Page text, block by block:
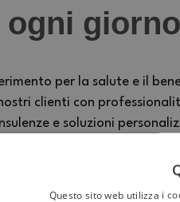
giorno
per la salute e il
clienti con
e soluzioni
famiglia. Un luogo dove
cura delle persone.
Questo sito web utilizza i